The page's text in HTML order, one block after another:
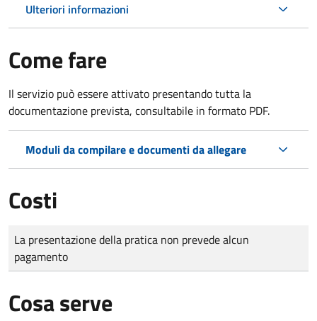
Ulteriori informazioni
Come fare
Il servizio può essere attivato presentando tutta la
documentazione prevista, consultabile in formato PDF.
Moduli da compilare e documenti da allegare
Costi
Tipo di pagamento
Importo
La presentazione della pratica non prevede alcun
pagamento
Cosa serve